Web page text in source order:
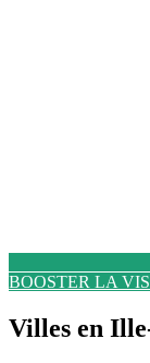
BOOSTER LA
Villes en